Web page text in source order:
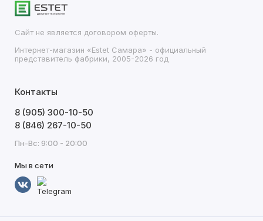
Сайт не является договором оферты.
Интернет-магазин «Estet Самара» - официальный
представитель фабрики, 2005-2026 год
Контакты
8 (905) 300-10-50
8 (846) 267-10-50
Пн-Вс: 9:00 - 20:00
Мы в сети